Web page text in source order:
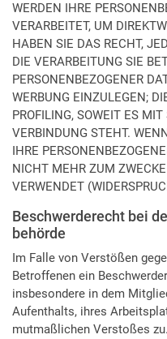
WERDEN IHRE
VERARBEITET, UM
HABEN SIE DAS RECHT,
DIE VERARBEITUNG SIE
PERSONENBEZOGENER
WERBUNG EINZULEGEN;
PROFILING, SOWEIT ES
VERBINDUNG STEHT.
IHRE
NICHT MEHR ZUM
VERWENDET
Beschwerde­recht bei
behörde
Im Falle von Verstößen
Betroffenen ein
insbesondere in dem
Aufenthalts, ihres
mutmaßlichen Verstoßes